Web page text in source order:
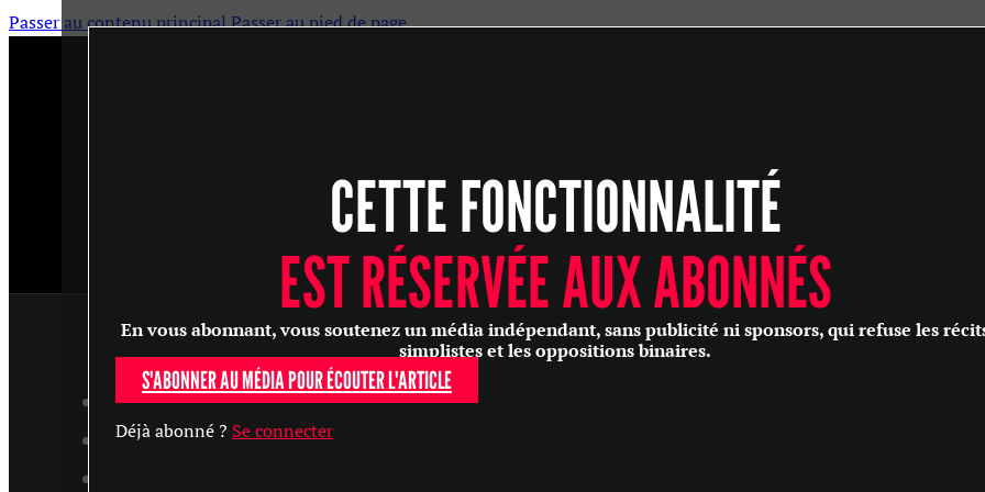
Passer au contenu principalPasser au pied de page
SANTÉ
PHILOSOPHIE
CULTURE
SOCIÉTÉ
ARTICLES
MASTERCLASS
CETTE FONCTIONNALITÉ
EST RÉSERVÉE AUX ABONNÉS
En vous abonnant, vous soutenez un média indépendant, sans publicité ni sponsors, qui refuse les
simplistes et les oppositions binaires.
S'ABONNER AU MÉDIA POUR ÉCOUTER L'ARTICLE
Déjà abonné ? Se connecter